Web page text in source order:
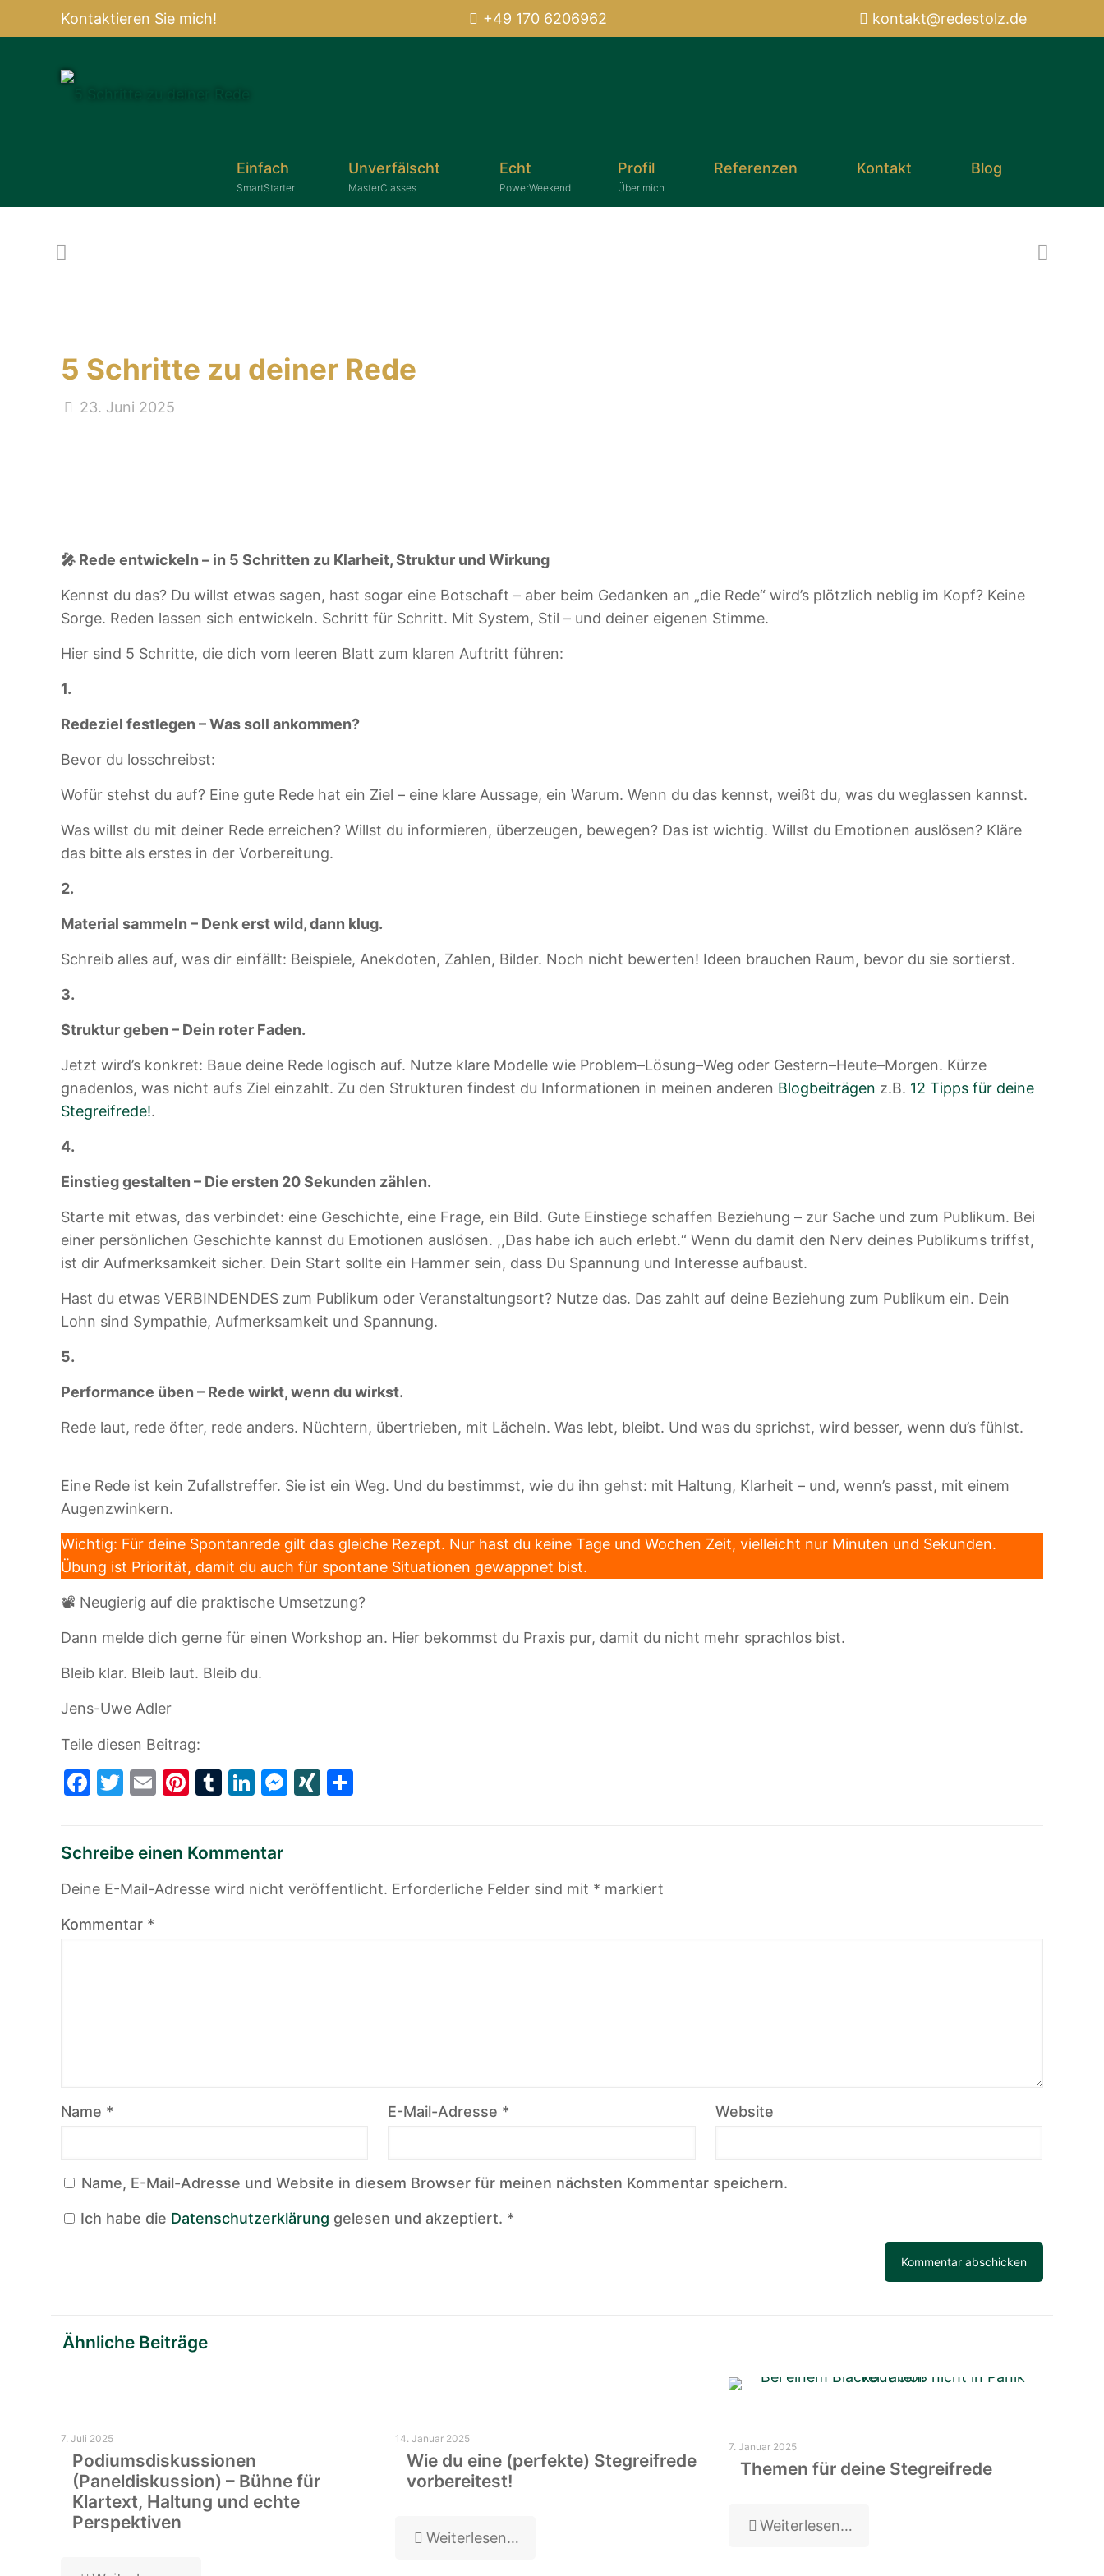
Kontaktieren Sie mich! +49 170 6206962 ed.zl
otsed
er@tk
atnok
Einfach
SmartStarter
Unverfälscht
MasterClasses
Echt
PowerWeekend
Profil
Über mich
Referenzen Kontakt Blog
5 Schritte zu deiner Rede
23. Juni 2025
🎤 Rede entwickeln – in 5 Schritten zu Klarheit, Struktur und Wirkung
Kennst du das? Du willst etwas sagen, hast sogar eine Botschaft – aber beim Gedanken an „die Rede“ wird’s plötzlich neblig im Kopf? Keine
Sorge. Reden lassen sich entwickeln. Schritt für Schritt. Mit System, Stil – und deiner eigenen Stimme.
Hier sind 5 Schritte, die dich vom leeren Blatt zum klaren Auftritt führen:
1.
Redeziel festlegen – Was soll ankommen?
Bevor du losschreibst:
Wofür stehst du auf? Eine gute Rede hat ein Ziel – eine klare Aussage, ein Warum. Wenn du das kennst, weißt du, was du weglassen kannst.
Was willst du mit deiner Rede erreichen? Willst du informieren, überzeugen, bewegen? Das ist wichtig. Willst du Emotionen auslösen? Kläre
das bitte als erstes in der Vorbereitung.
2.
Material sammeln – Denk erst wild, dann klug.
Schreib alles auf, was dir einfällt: Beispiele, Anekdoten, Zahlen, Bilder. Noch nicht bewerten! Ideen brauchen Raum, bevor du sie sortierst.
3.
Struktur geben – Dein roter Faden.
Jetzt wird’s konkret: Baue deine Rede logisch auf. Nutze klare Modelle wie Problem–Lösung–Weg oder Gestern–Heute–Morgen. Kürze
gnadenlos, was nicht aufs Ziel einzahlt. Zu den Strukturen findest du Informationen in meinen anderen Blogbeiträgen z.B. 12 Tipps für deine
Stegreifrede!.
4.
Einstieg gestalten – Die ersten 20 Sekunden zählen.
Starte mit etwas, das verbindet: eine Geschichte, eine Frage, ein Bild. Gute Einstiege schaffen Beziehung – zur Sache und zum Publikum. Bei
einer persönlichen Geschichte kannst du Emotionen auslösen. ,,Das habe ich auch erlebt.“ Wenn du damit den Nerv deines Publikums triffst,
ist dir Aufmerksamkeit sicher. Dein Start sollte ein Hammer sein, dass Du Spannung und Interesse aufbaust.
Hast du etwas VERBINDENDES zum Publikum oder Veranstaltungsort? Nutze das. Das zahlt auf deine Beziehung zum Publikum ein. Dein
Lohn sind Sympathie, Aufmerksamkeit und Spannung.
5.
Performance üben – Rede wirkt, wenn du wirkst.
Rede laut, rede öfter, rede anders. Nüchtern, übertrieben, mit Lächeln. Was lebt, bleibt. Und was du sprichst, wird besser, wenn du’s fühlst.
Eine Rede ist kein Zufallstreffer. Sie ist ein Weg. Und du bestimmst, wie du ihn gehst: mit Haltung, Klarheit – und, wenn’s passt, mit einem
Augenzwinkern.
Wichtig: Für deine Spontanrede gilt das gleiche Rezept. Nur hast du keine Tage und Wochen Zeit, vielleicht nur Minuten und Sekunden.
Übung ist Priorität, damit du auch für spontane Situationen gewappnet bist.
📽️ Neugierig auf die praktische Umsetzung?
Dann melde dich gerne für einen Workshop an. Hier bekommst du Praxis pur, damit du nicht mehr sprachlos bist.
Bleib klar. Bleib laut. Bleib du.
Jens-Uwe Adler
Teile diesen Beitrag:
Facebook
Twitter
EmailPinterest
Tumblr
LinkedIn
Messenger
XING
Schreibe einen Kommentar
Deine E-Mail-Adresse wird nicht veröffentlicht. Erforderliche Felder sind mit * markiert
Kommentar *
Name * E-Mail-Adresse * Website
Name, E-Mail-Adresse und Website in diesem Browser für meinen nächsten Kommentar speichern.
Ich habe die Datenschutzerklärung gelesen und akzeptiert. *
Ähnliche Beiträge
7. Juli 2025
Podiumsdiskussionen
(Paneldiskussion) – Bühne für
Klartext, Haltung und echte
Perspektiven
14. Januar 2025
Wie du eine (perfekte) Stegreifrede
vorbereitest!
Weiterlesen…
7. Januar 2025
Themen für deine Stegreifrede
Weiterlesen…